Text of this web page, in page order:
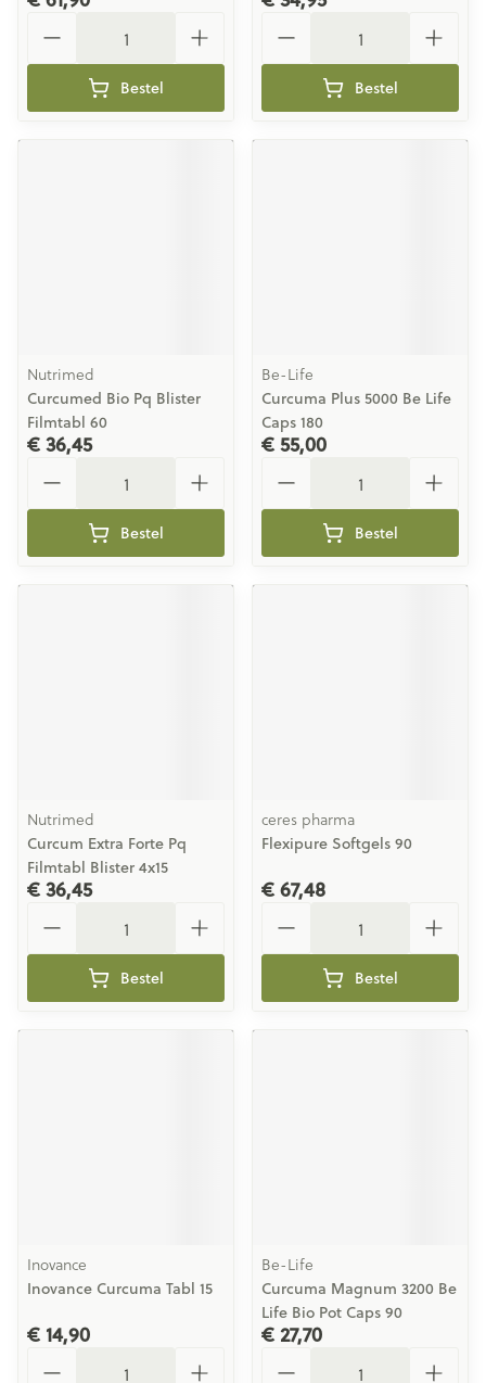
Bestel Bestel
Nutrimed
Curcumed Bio Pq Blister
Filmtabl 60
€ 36,45
Bestel
Be-Life
Curcuma Plus 5000 Be Life
Caps 180
€ 55,00
Bestel
Nutrimed
Curcum Extra Forte Pq
Filmtabl Blister 4x15
€ 36,45
Bestel
ceres pharma
Flexipure Softgels 90
€ 67,48
Bestel
Inovance
Inovance Curcuma Tabl 15
€ 14,90
Be-Life
Curcuma Magnum 3200 Be
Life Bio Pot Caps 90
€ 27,70